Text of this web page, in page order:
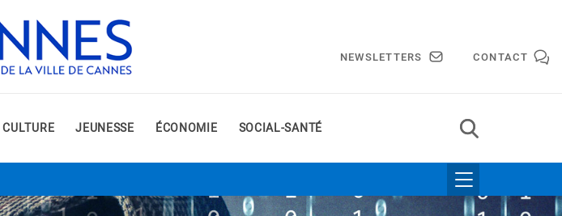
NEWSLETTERS CONTACT
CULTURE JEUNESSE ÉCONOMIE SOCIAL-SANTÉ